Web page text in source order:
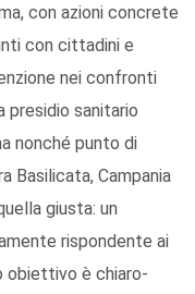
con azioni concrete
con cittadini e
nei confronti
presidio sanitario
nonché punto di
Basilicata, Campania
giusta: un
rispondente ai
obiettivo è chiaro-